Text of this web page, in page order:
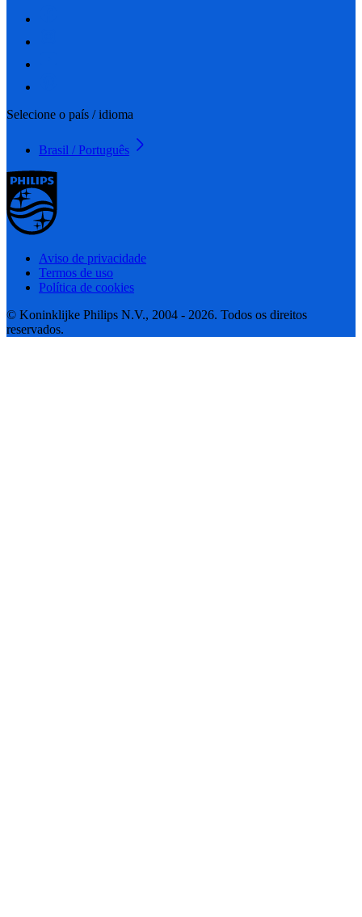
Selecione o país / idioma
Brasil / Português
Aviso de privacidade
Termos de uso
Política de cookies
© Koninklijke Philips N.V., 2004 - 2026. Todos os direitos
reservados.